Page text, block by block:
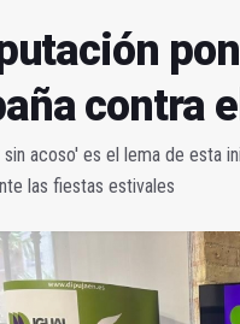
contra
acoso' es el lema de esta
las fiestas estivales